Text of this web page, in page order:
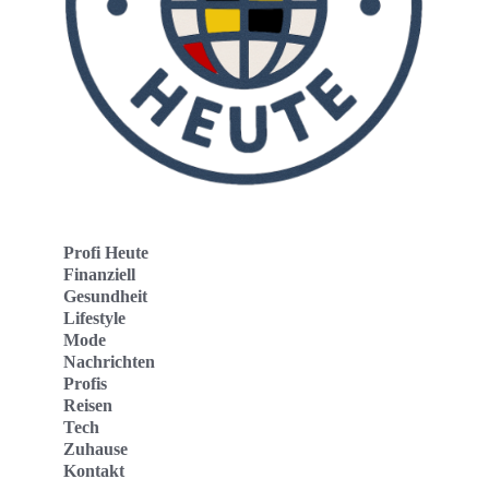
Profi Heute
Finanziell
Gesundheit
Lifestyle
Mode
Nachrichten
Profis
Reisen
Tech
Zuhause
Kontakt